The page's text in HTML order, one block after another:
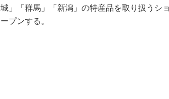
城」「群馬」「新潟」の特産品を取り扱うシ
ープンする。